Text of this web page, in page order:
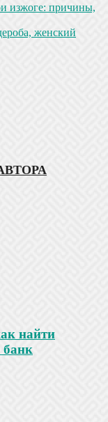
изжоге: причины,
женский
найти
банк